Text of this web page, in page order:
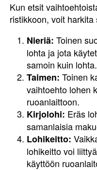
Kun etsit
ristikkoon, voit
Nieriä: Toinen
lohta ja jota
samoin kuin lohta.
Taimen: Toinen
vaihtoehto lohen
ruoanlaittoon.
Kirjolohi: Eräs
samanlaisia
Lohikeitto:
lohikeitto voi
käyttöön